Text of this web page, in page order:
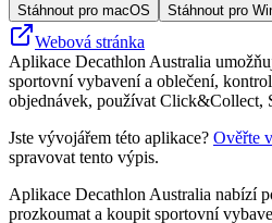
Stáhnout pro macOS Stáhnout pro
Webová stránka
Aplikace Decathlon Australia
sportovní vybavení a oblečení,
objednávek, používat Click&Collect,
Jste vývojářem této aplikace? Ověřte
spravovat tento výpis.
Aplikace Decathlon Australia nabízí
prozkoumat a koupit sportovní